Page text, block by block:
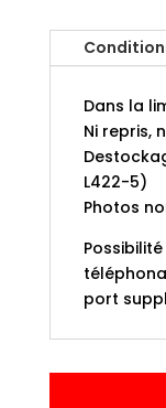
Dans la
Ni repris,
L422-5)
Photos
port